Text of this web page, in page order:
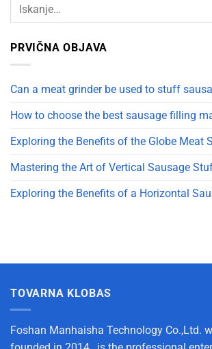
PRVIČNA OBJAVA
Can a meat grinder be used to stuff
How to choose the best sausage filling
Exploring the Benefits of the Globe Meat
Mastering the Art of Vertical Sausage
Exploring the Benefits of a Horizontal
TOVARNA KLOBAS
Foshan Manhaisha Technology Co.,Ltd.